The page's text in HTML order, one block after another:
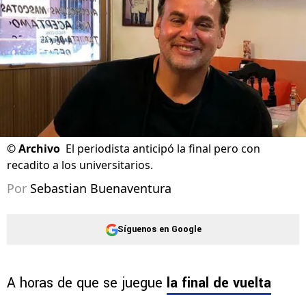
©Archivo El periodista anticipó la final pero con
recadito a los universitarios.
Por Sebastian Buenaventura
Síguenos en Google
A horas de que se juegue la final de vuelta